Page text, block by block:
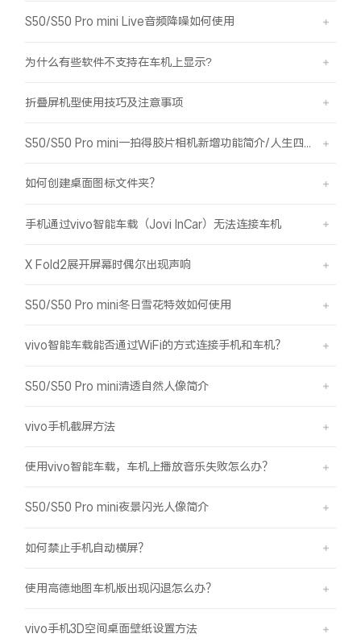
S50/S50 Pro mini Live音频降噪如何使用
为什么有些软件不支持在车机上显示?
折叠屏机型使用技巧及注意事项
如何创建桌面图标文件夹？
手机通过vivo智能车载（Jovi InCar）无法连接车机
X Fold2展开屏幕时偶尔出现声响
S50/S50 Pro mini冬日雪花特效如何使用
vivo智能车载能否通过WiFi的方式连接手机和车机？
S50/S50 Pro mini清透自然人像简介
vivo手机截屏方法
使用vivo智能车载，车机上播放音乐失败怎么办？
S50/S50 Pro mini夜景闪光人像简介
如何禁止手机自动横屏？
使用高德地图车机版出现闪退怎么办？
vivo手机3D空间桌面壁纸设置方法